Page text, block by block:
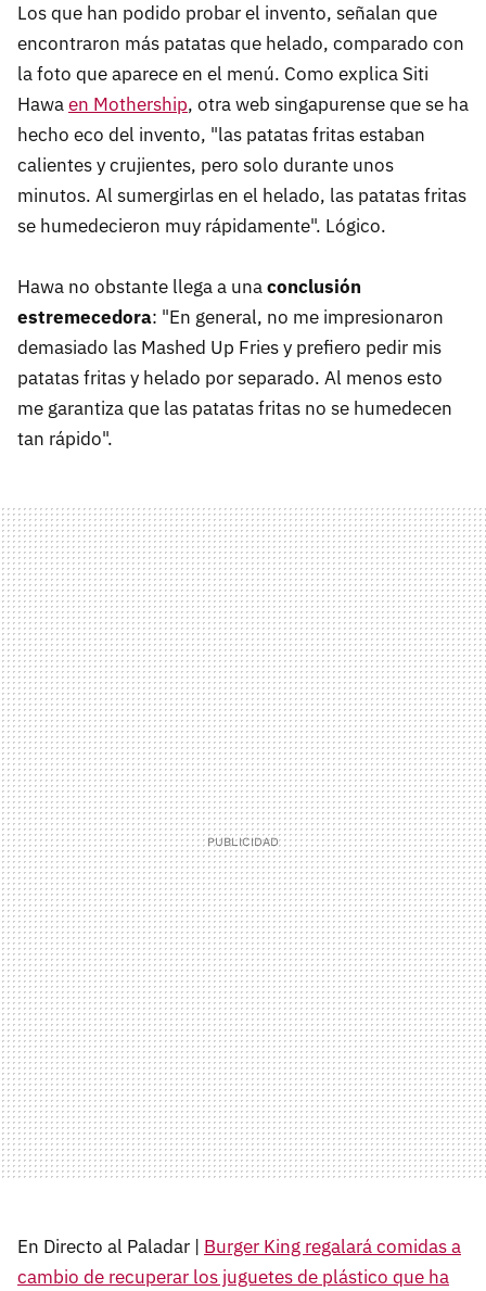
Los que han podido probar el invento, señalan que
encontraron más patatas que helado, comparado con
la foto que aparece en el menú. Como explica Siti
Hawaen Mothership, otra web singapurense que se ha
hecho eco del invento, "las patatas fritas estaban
calientes y crujientes, pero solo durante unos
minutos. Al sumergirlas en el helado, las patatas fritas
se humedecieron muy rápidamente". Lógico.
Hawa no obstante llega a unaconclusión
estremecedora: "En general, no me impresionaron
demasiado las Mashed Up Fries y prefiero pedir mis
patatas fritas y helado por separado. Al menos esto
me garantiza que las patatas fritas no se humedecen
tan rápido".
En Directo al Paladar | Burger King regalará comidas a
cambio de recuperar los juguetes de plástico que ha